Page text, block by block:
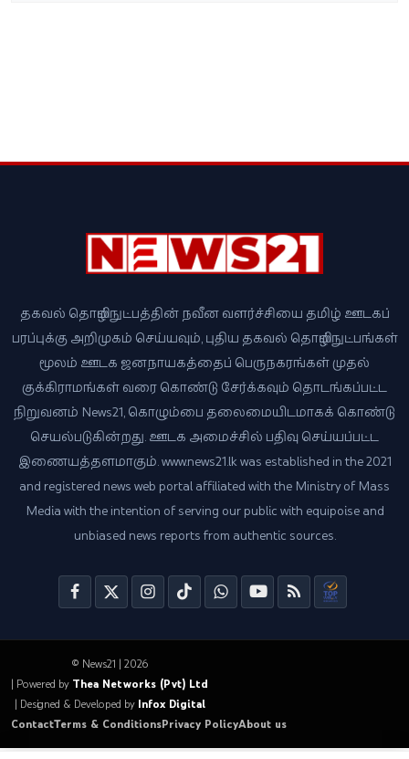
தகவல் தொழில்நுட்பத்தின் நவீன வளர்ச்சியை தமிழ் ஊடகப்
பரப்புக்கு அறிமுகம் செய்யவும், புதிய தகவல் தொழில்நுட்பங்கள்
மூலம் ஊடக ஜனநாயகத்தைப் பெருநகரங்கள் முதல்
குக்கிராமங்கள் வரை கொண்டு சேர்க்கவும் தொடங்கப்பட்ட
நிறுவனம் News21, கொழும்பை தலைமையிடமாகக் கொண்டு
செயல்படுகின்றது. ஊடக அமைச்சில் பதிவு செய்யப்பட்ட
இணையத்தளமாகும். www.news21.lk was established in the 2021
and registered news web portal affiliated with the Ministry of Mass
Media with the intention of serving our public with equipoise and
unbiased news reports from authentic sources.
© News21 | 2026
| Powered by Thea Networks (Pvt) Ltd
| Designed & Developed by Infox Digital
ContactTerms & ConditionsPrivacy PolicyAbout us